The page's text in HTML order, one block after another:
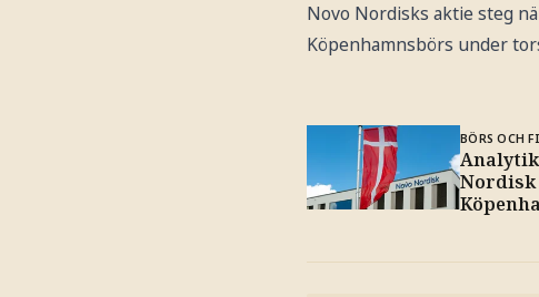
Novo Nordisks aktie steg
Köpenhamnsbörs under
BÖRS OCH
Nordisk